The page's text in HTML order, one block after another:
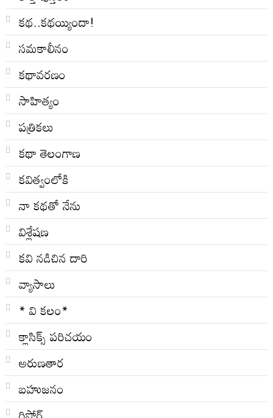
కథ..కథయ్యిందా!
సమకాలీనం
కథావరణం
సాహిత్యం
పత్రికలు
కథా తెలంగాణ
కవిత్వంలోకి
నా క‌థ‌తో నేను
విశ్లేషణ
కవి నడిచిన దారి
వ్యాసాలు
* వి క‌లం*
క్లాసిక్స్ ప‌రిచ‌యం
అరుణతార
బహుజనం